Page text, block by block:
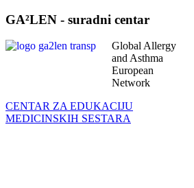
GA²LEN - suradni centar
Global Allergy
and Asthma
European
Network
CENTAR ZA EDUKACIJU
MEDICINSKIH SESTARA